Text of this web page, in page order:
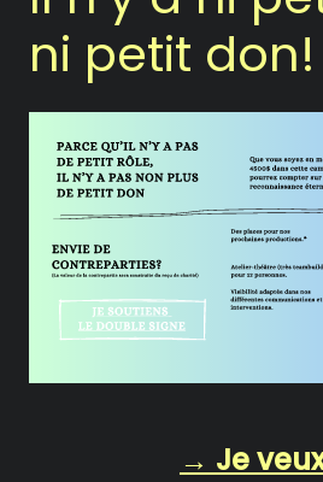
ni petit don!
→ Je